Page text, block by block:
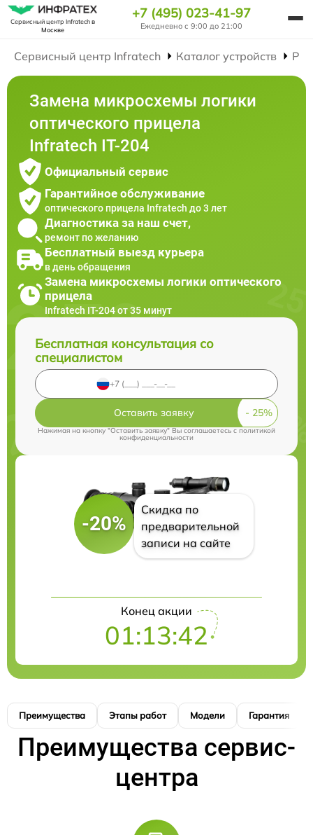
Сервисный центр Infratechв
Москве
+7 (495) 023-41-97
Ежедневно с 9:00 до 21:00
Сервисный центр Infratech Каталог устройств
Замена микросхемы логики
оптического прицела
Infratech IT-204
Официальный сервис
Гарантийное обслуживание
оптического прицела Infratech до 3 лет
Диагностика за наш счет,
ремонт по желанию
Бесплатный выезд курьера
в день обращения
Замена микросхемы логики оптического
прицела
Infratech IT-204 от 35 минут
Бесплатная консультация со
специалистом
Оставить заявку
Нажимая на кнопку "Оставить заявку" Вы соглашаетесь cполитикой
конфиденциальности
-20%
Скидка по
предварительной
записи на сайте
Конец акции
01:13:41
Преимущества Этапы работ Модели Гарантия
Преимущества сервис-
центра